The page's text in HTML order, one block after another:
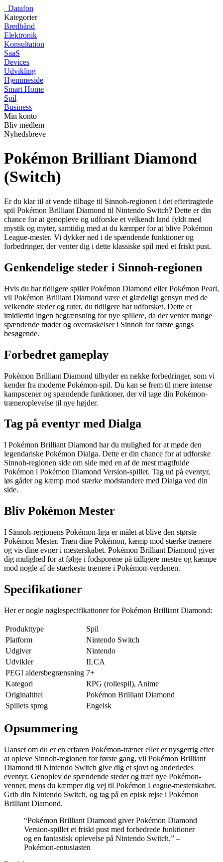
Datafon
Kategorier
Bredbånd
Elektronik
Konsultation
SaaS
Devices
Udvikling
Hjemmeside
Smart Home
Spil
Business
Min konto
Bliv medlem
Nyhedsbreve
Pokémon Brilliant Diamond
(Switch)
Er du klar til at vende tilbage til Sinnoh-regionen i det eftertragtede
spil Pokémon Brilliant Diamond til Nintendo Switch? Dette er din
chance for at genopleve og udforske et velkendt land fyldt med
mystik og myter, samtidig med at du kæmper for at blive Pokémon
League-mester. Vi dykker ned i de spændende funktioner og
forbedringer, der venter dig i dette klassiske spil med et friskt pust.
Genkendelige steder i Sinnoh-regionen
Hvis du har tidligere spillet Pokémon Diamond eller Pokémon Pearl,
vil Pokémon Brilliant Diamond være et glædeligt gensyn med de
velkendte steder og ruter, du tidligere har udforsket. Dette er
imidlertid ingen begrænsning for nye spillere, da der venter mange
spændende møder og overraskelser i Sinnoh for første gangs
besøgende.
Forbedret gameplay
Pokémon Brilliant Diamond tilbyder en række forbedringer, som vi
kender fra moderne Pokémon-spil. Du kan se frem til mere intense
kampscener og spændende funktioner, der vil tage din Pokémon-
træneroplevelse til nye højder.
Tag på eventyr med Dialga
I Pokémon Brilliant Diamond har du mulighed for at møde den
legendariske Pokémon Dialga. Dette er din chance for at udforske
Sinnoh-regionen side om side med en af de mest magtfulde
Pokémon i Pokémon Diamond Version-spillet. Tag ud på eventyr,
løs gåder og kæmp mod stærke modstandere med Dialga ved din
side.
Bliv Pokémon Mester
I Sinnoh-regionens Pokémon-liga er målet at blive den største
Pokémon Mester. Træn dine Pokémon, kæmp mod stærke trænere
og vis dine evner i mesterskabet. Pokémon Brilliant Diamond giver
dig mulighed for at følge i fodsporene på tidligere mestre og kæmpe
mod nogle af de stærkeste trænere i Pokémon-verdenen.
Specifikationer
Her er nogle nøglespecifikationer for Pokémon Brilliant Diamond:
Produkttype
Spil
Platform
Nintendo Switch
Udgiver
Nintendo
Udvikler
ILCA
PEGI aldersbegrænsning 7+
Kategori
RPG (rollespil), Anime
Originaltitel
Pokémon Brilliant Diamond
Spillets sprog
Engelsk
Opsummering
Uanset om du er en erfaren Pokémon-træner eller er nysgerrig efter
at opleve Sinnoh-regionen for første gang, vil Pokémon Brilliant
Diamond til Nintendo Switch give dig et sjovt og anderledes
eventyr. Genoplev de spændende steder og træf nye Pokémon-
venner, mens du kæmper dig vej til Pokémon League-mesterskabet.
Grib din Nintendo Switch, og tag på en episk rejse i Pokémon
Brilliant Diamond.
“Pokémon Brilliant Diamond giver Pokémon Diamond
Version-spillet et friskt pust med forbedrede funktioner
og en fantastisk oplevelse på Nintendo Switch.” –
Pokémon-entusiasten